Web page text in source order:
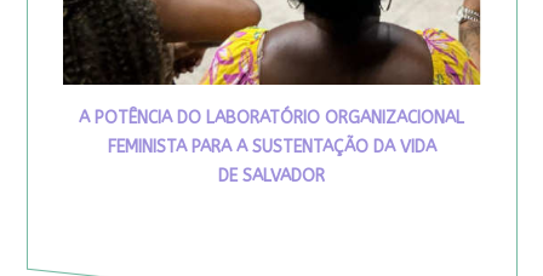
A POTÊNCIA DO LABORATÓRIO ORGANIZACIONAL
FEMINISTA PARA A SUSTENTAÇÃO DA VIDA
DE SALVADOR